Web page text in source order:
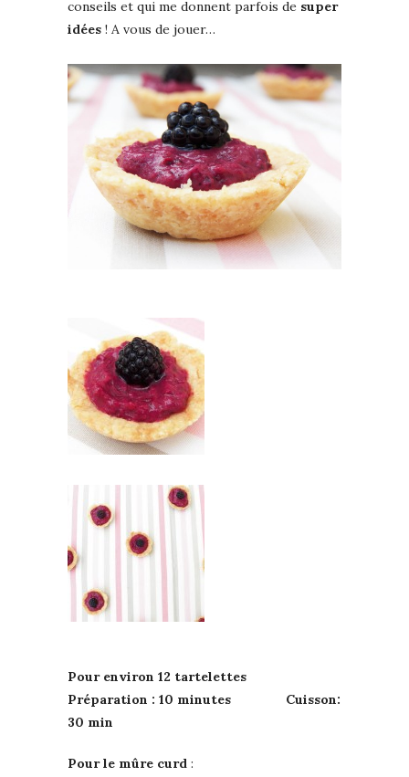
conseils et qui me donnent parfois de super
idées ! A vous de jouer…
Pour environ 12 tartelettes
Préparation : 10 minutes Cuisson:
30 min
Pour le mûre curd :